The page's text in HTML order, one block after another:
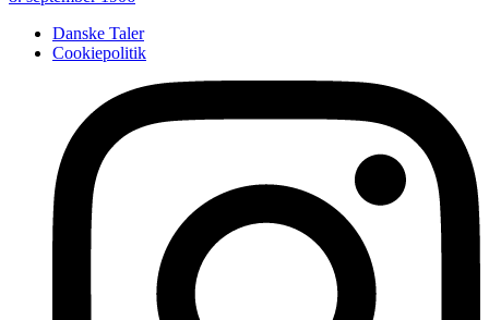
Danske Taler
Cookiepolitik